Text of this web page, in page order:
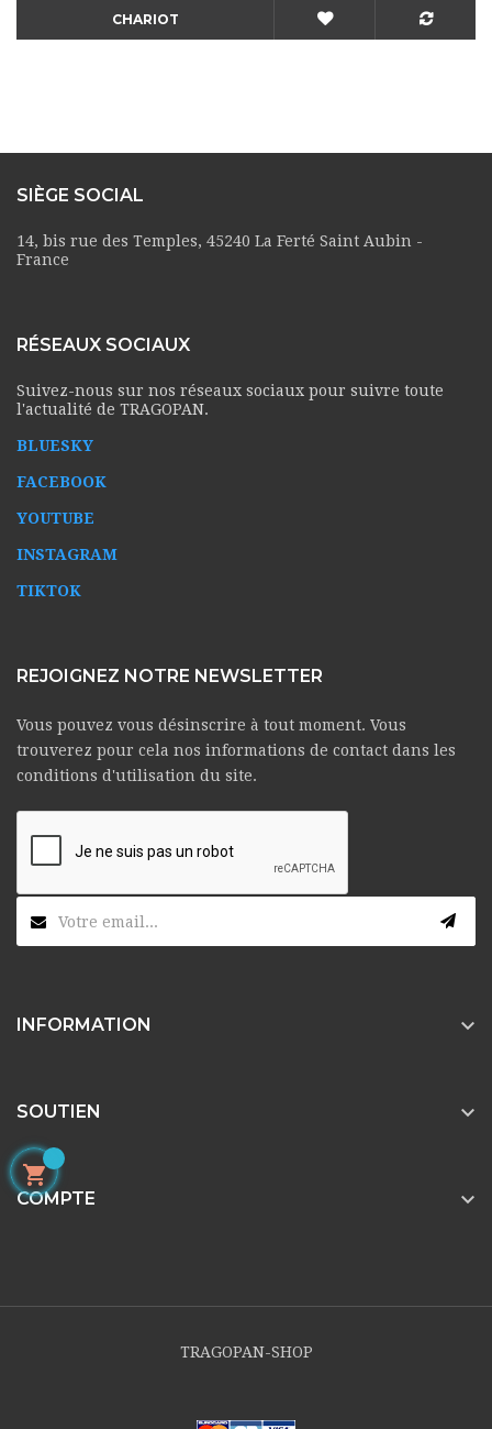
CHARIOT
SIÈGE SOCIAL
14, bis rue des Temples, 45240 La Ferté Saint Aubin -
France
RÉSEAUX SOCIAUX
Suivez-nous sur nos réseaux sociaux pour suivre toute
l'actualité de TRAGOPAN.
BLUESKY
FACEBOOK
YOUTUBE
INSTAGRAM
TIKTOK
REJOIGNEZ NOTRE NEWSLETTER
Vous pouvez vous désinscrire à tout moment. Vous
trouverez pour cela nos informations de contact dans les
conditions d'utilisation du site.
INFORMATION 
SOUTIEN 
COMPTE 
TRAGOPAN-SHOP
